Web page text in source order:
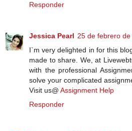
Responder
Jessica Pearl 25 de febrero
I`m very delighted in for this
made to share. We, at
with the professional
solve your complicated
Visit us@ Assignment Help
Responder